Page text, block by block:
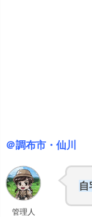
＠調布市・仙川
管理人
自